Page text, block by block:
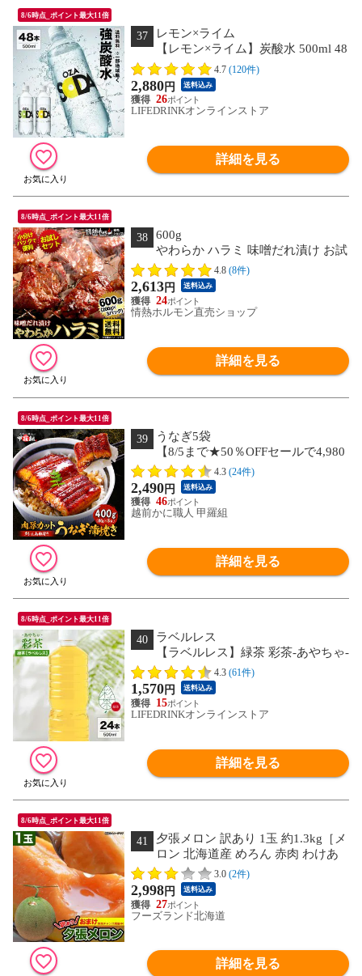
8/6時点_ポイント最大11倍
37
レモン×ライム
【レモン×ライム】炭酸水 500ml 48
本 2ケース（24本×２）強炭酸 炭酸 無糖
OZA SODA プレーン レモン ピンクグレ
ープフルーツ ライム 割り材 箱買い ラ
イフドリンクカンパニー LDC ZAO
4.7 (120件)
2,880円 送料込み
26
LIFEDRINKオンラインストア
詳細を見る
8/6時点_ポイント最大11倍
38
600g
やわらか ハラミ 味噌だれ漬け お試
し セット 600g 焼肉セット バーベキュ
ー 肉 バーベキューセット BBQセット
にく 焼肉特集 (北海道・沖縄配送は別途
送料追加)
4.8 (8件)
2,613円 送料込み
24
情熱ホルモン直売ショップ
詳細を見る
8/6時点_ポイント最大11倍
39
うなぎ5袋
【8/5まで★50％OFFセールで4,980
円⇒送料無料2,490円！】≪さらにポイ
ント祭りエントリーで20倍≫肉厚カッ
ト うなぎ蒲焼き 400g（80g×5袋） 鰻 ウ
ナギ 海鮮 贈答品 ご自宅用 ギフト 冷凍
4.3 (24件)
2,490円 送料込み
46
越前かに職人 甲羅組
詳細を見る
8/6時点_ポイント最大11倍
40
ラベルレス
【ラベルレス】緑茶 彩茶-あやちゃ-
お茶 500ml 24本 1ケース ライフドリン
クカンパニー LIFEDRINK 日本茶 国産
中国産 まとめ買い select
4.3 (61件)
1,570円 送料込み
15
LIFEDRINKオンラインストア
詳細を見る
8/6時点_ポイント最大11倍
41
夕張メロン 訳あり 1玉 約1.3kg［メ
ロン 北海道産 めろん 赤肉 わけあ
り 訳有］【2玉注文で+1玉オマケ付】
【お届け日指定不可無効】 【2026年7月
前後頃よりご注文順に発送】
3.0 (2件)
2,998円 送料込み
27
フーズランド北海道
詳細を見る